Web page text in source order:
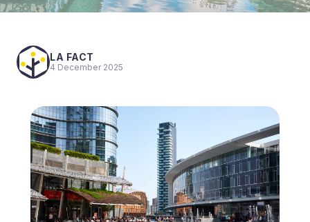
LA FACT
4 December 2025